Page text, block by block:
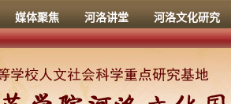
媒体聚焦 河洛讲堂 河洛文化研究